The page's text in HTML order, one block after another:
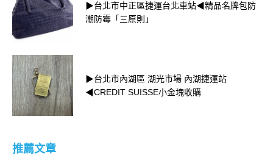
▶台北市中正區捷運台北車站◀精品名牌包防
潮防霉「三原則」
▶台北市內湖區 湖光市場 內湖捷運站
◀CREDIT SUISSE小金塊收購
推薦文章